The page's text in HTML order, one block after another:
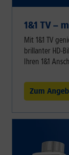
1&1 TV –
Mit 1&1 TV
brillanter HD-
Ihren 1&1
Zum